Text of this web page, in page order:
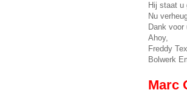
Hij staat u
Nu
Dank
Ahoy,
Freddy
Bolwerk
Marc